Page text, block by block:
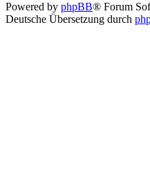
Powered by phpBB® Forum
Deutsche Übersetzung durch